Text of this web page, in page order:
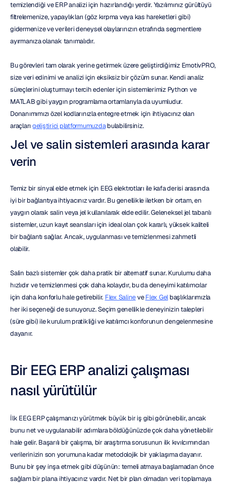
temizlendiği ve ERP analizi için hazırlandığı yerdir. Yazılımınız gürültüyü
filtrelemenize, yapaylıkları (göz kırpma veya kas hareketleri gibi)
gidermenize ve verileri deneysel olaylarınızın etrafında segmentlere
ayırmanıza olanak tanımalıdır.
Bu görevleri tam olarak yerine getirmek üzere geliştirdiğimiz EmotivPRO,
size veri edinimi ve analizi için eksiksiz bir çözüm sunar. Kendi analiz
süreçlerini oluşturmayı tercih edenler için sistemlerimiz Python ve
MATLAB gibi yaygın programlama ortamlarıyla da uyumludur.
Donanımımızı özel kodlarınızla entegre etmek için ihtiyacınız olan
araçları geliştirici platformumuzda bulabilirsiniz.
Jel ve salin sistemleri arasında karar
verin
Temiz bir sinyal elde etmek için EEG elektrotları ile kafa derisi arasında
iyi bir bağlantıya ihtiyacınız vardır. Bu genellikle iletken bir ortam, en
yaygın olarak salin veya jel kullanılarak elde edilir. Geleneksel jel tabanlı
sistemler, uzun kayıt seansları için ideal olan çok kararlı, yüksek kaliteli
bir bağlantı sağlar. Ancak, uygulanması ve temizlenmesi zahmetli
olabilir.
Salin bazlı sistemler çok daha pratik bir alternatif sunar. Kurulumu daha
hızlıdır ve temizlenmesi çok daha kolaydır, bu da deneyimi katılımcılar
için daha konforlu hale getirebilir. Flex Saline ve Flex Gel başlıklarımızla
her iki seçeneği de sunuyoruz. Seçim genellikle deneyinizin talepleri
(süre gibi) ile kurulum pratikliği ve katılımcı konforunun dengelenmesine
dayanır.
Bir EEG ERP analizi çalışması
nasıl yürütülür
İlk EEG ERP çalışmanızı yürütmek büyük bir iş gibi görünebilir, ancak
bunu net ve uygulanabilir adımlara böldüğünüzde çok daha yönetilebilir
hale gelir. Başarılı bir çalışma, bir araştırma sorusunun ilk kıvılcımından
verilerinizin son yorumuna kadar metodolojik bir yaklaşıma dayanır.
Bunu bir şey inşa etmek gibi düşünün: temeli atmaya başlamadan önce
sağlam bir plana ihtiyacınız vardır. Net bir plan olmadan veri toplamaya